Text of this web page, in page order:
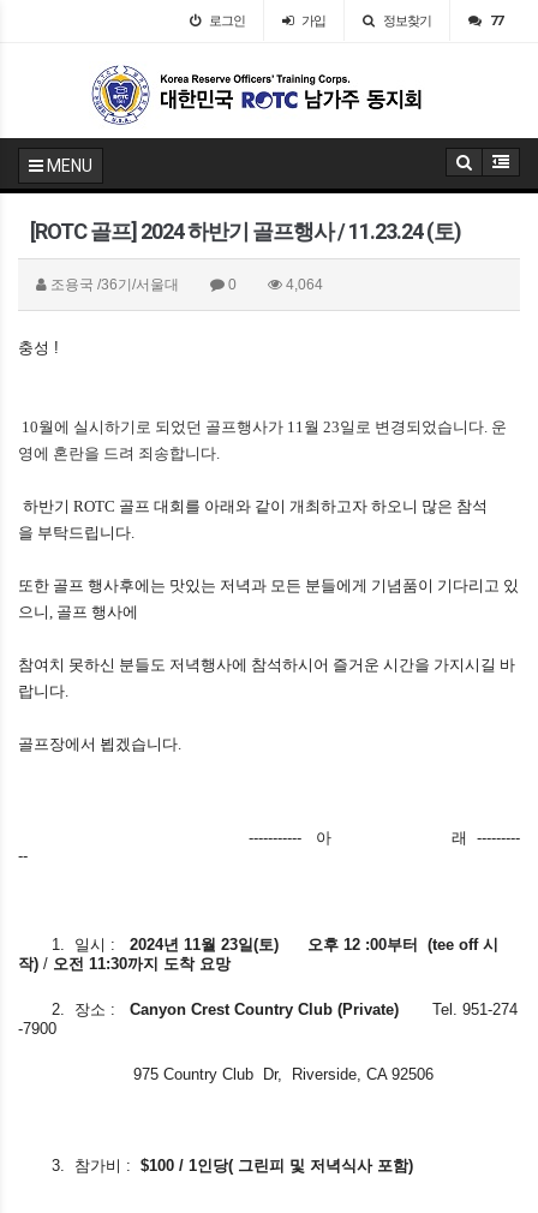
로그인 가입 정보찾기 77
MENU
[ROTC 골프] 2024 하반기 골프행사 / 11.23.24 (토)
조용국 /36기/서울대 0 4,064
충성 !
10월에 실시하기로 되었던 골프행사가 11월 23일로 변경되었습니다. 운
영에 혼란을 드려 죄송합니다.
하반기 ROTC 골프 대회를 아래와 같이 개최하고자 하오니 많은 참석
을 부탁드립니다.
또한 골프 행사후에는 맛있는 저녁과 모든 분들에게 기념품이 기다리고 있
으니, 골프 행사에
참여치 못하신 분들도 저녁행사에 참석하시어 즐거운 시간을 가지시길 바
랍니다.
골프장에서 뵙겠습니다.
----------- 아 래
---------
--
1. 일시 : 2024년 11월 23일(토) 오후 12 :00부터 (tee off 시
작) / 오전 11:30까지 도착 요망
2. 장소 : Canyon Crest Country Club (Private) Tel. 951-274
-7900
975 Country Club Dr, Riverside, CA 92506
3. 참가비 : $100 / 1인당( 그린피 및 저녁식사 포함)